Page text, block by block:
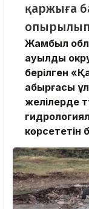
қаржыға
опырылып
Жамбыл
ауылдық
берілген
қабырғасы
желілерде